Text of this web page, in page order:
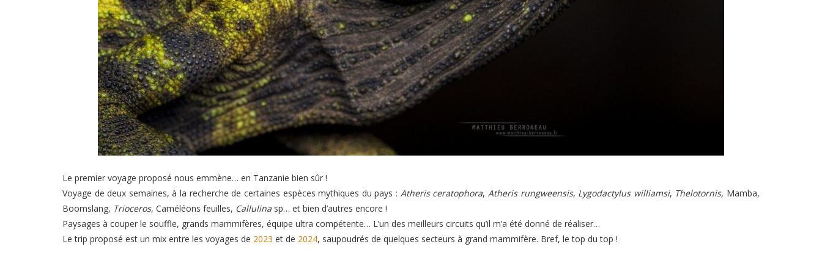
Le premier voyage proposé nous emmène… en Tanzanie bien sûr !
Voyage de deux semaines, à la recherche de certaines espèces mythiques du pays : Atheris ceratophora, Atheris rungweensis, Lygodactylus williamsi, Thelotornis, Mamba,
Boomslang, Trioceros, Caméléons feuilles, Callulina sp… et bien d’autres encore !
Paysages à couper le souffle, grands mammifères, équipe ultra compétente… L’un des meilleurs circuits qu’il m’a été donné de réaliser…
Le trip proposé est un mix entre les voyages de 2023 et de 2024, saupoudrés de quelques secteurs à grand mammifère. Bref, le top du top !